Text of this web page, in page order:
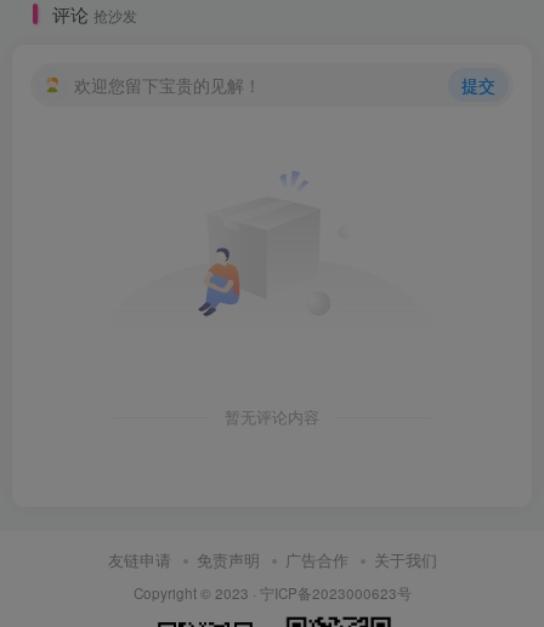
评论 抢沙发
欢迎您留下宝贵的见解！ 提交
暂无评论内容
友链申请 免责声明 广告合作 关于我们
Copyright © 2023 · 宁ICP备2023000623号